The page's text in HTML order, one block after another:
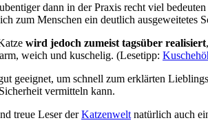
dann in der Praxis recht viel
zum Menschen ein deutlich ausgeweitetes
wird jedoch zumeist tagsüber realisiert
weich und kuschelig. (Lesetipp:
geeignet, um schnell zum erklärten
vermitteln kann.
treue Leser derKatzenwelt natürlich auch